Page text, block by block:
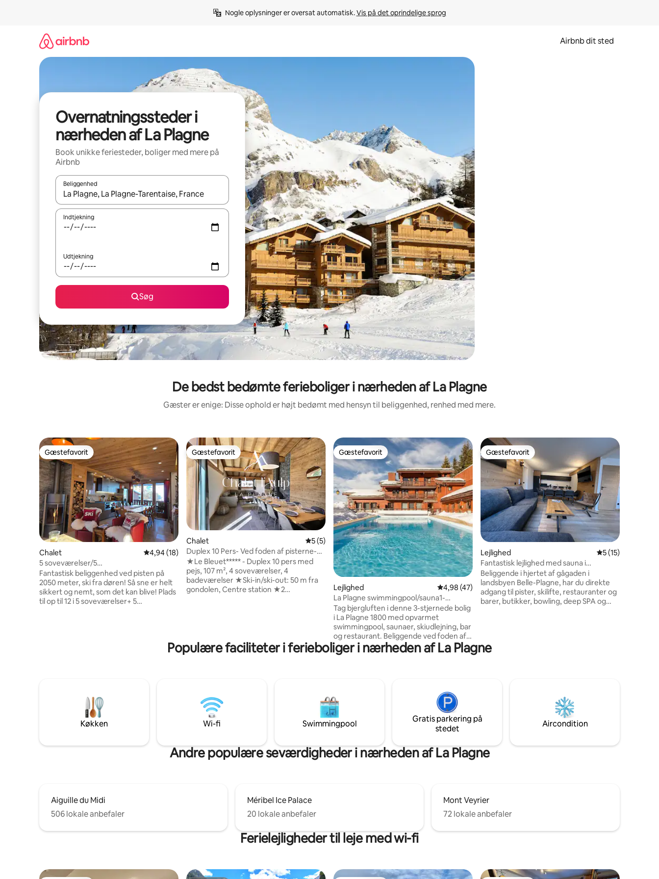
Nogle oplysninger er oversat automatisk. Vis på det oprindelige sprog
Airbnb dit sted
Overnatningssteder i
nærheden af La Plagne
Book unikke feriesteder, boliger med mere på
Airbnb
Beliggenhed
Når resultaterne er tilgængelige, skal du navigere med piletasterne op og ned eller se mere ved at trykke eller stryge.
Indtjekning
Udtjekning
Søg
De bedst bedømte ferieboliger i nærheden af La Plagne
Gæster er enige: Disse ophold er højt bedømt med hensyn til beliggenhed, renhed med mere.
Gæstefavorit
Gæstefavorit
Chalet 4,94 ud af 5 i gennemsnitlig bedømmelse, 18 omtaler
4,94 (18)
5 soveværelser/5
badeværelser/pistedelt/snegaranti ved
2050 m
Fantastisk beliggenhed ved pisten på
2050 meter, ski fra døren! Så sne er helt
sikkert og nemt, som det kan blive! Plads
til op til 12 i 5 soveværelser+ 5
brug for på din skiferie!
Gæstefavorit
Gæstefavorit
Chalet 5 ud af 5 i gennemsnitlig bedømmelse, 5 omtaler
5 (5)
Duplex 10 Pers- Ved foden af pisterne-
Plagne Montalbert
★Le Bleuet***** - Duplex 10 pers med
pejs, 107 m², 4 soveværelser, 4
badeværelser ★Ski-in/ski-out: 50 m fra
gondolen, Centre station ★2
anmodning ★Concierge: reception i
hytten ★ Valgfrie tjenester: Booking og
Gæstefavorit
Gæstefavorit
Lejlighed 4,98 ud af 5 i gennemsnitlig bedømmelse, 47 omtaler
4,98 (47)
La Plagne swimmingpool/sauna1-
Boligerne i EMINENSS
Tag bjergluften i denne 3-stjernede bolig
i La Plagne 1800 med opvarmet
swimmingpool, saunaer, skiudlejning, bar
og restaurant. Beliggende ved foden af
pisterne med ESF-skiskolen, ESI, club
piou-piou og billetkontor til billetter.
åbne om vinteren, i juli og august
Sengetøj og rengøring kan fås mod et
ekstra gebyr om vinteren
Gæstefavorit
Gæstefavorit
Lejlighed 5 ud af 5 i
5 (15)
Fantastisk lejlighed med sauna i
Belleplagne
Beliggende i hjertet af gågaden i
landsbyen Belle-Plagne, har du direkte
adgang til pister, skilifte, restauranter og
barer, butikker, bowling, deep SPA og
garderobe og kvalitetssengetøj. Den
Populære faciliteter i ferieboliger i nærheden af La Plagne
Køkken Wi-fi Swimmingpool
Gratis parkering på
stedet
Aircondition
Andre populære seværdigheder i nærheden af La Plagne
Aiguille du Midi
506 lokale anbefaler
Méribel Ice Palace
20 lokale anbefaler
Mont Veyrier
72 lokale anbefaler
Ferielejligheder til leje med wi-fi